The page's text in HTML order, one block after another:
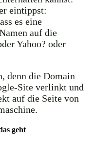
eintippst:
es eine
auf die
Yahoo? oder
denn die Domain
Site verlinkt und
auf die Seite von
geht